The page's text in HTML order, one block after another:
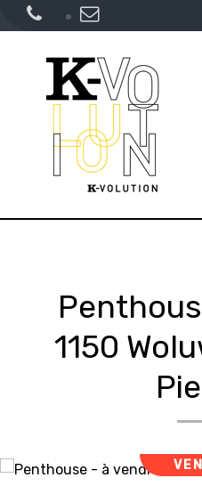
1150